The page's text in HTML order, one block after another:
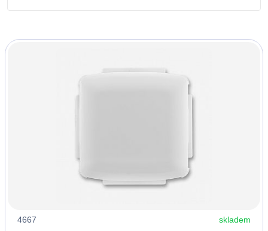
4667 skladem